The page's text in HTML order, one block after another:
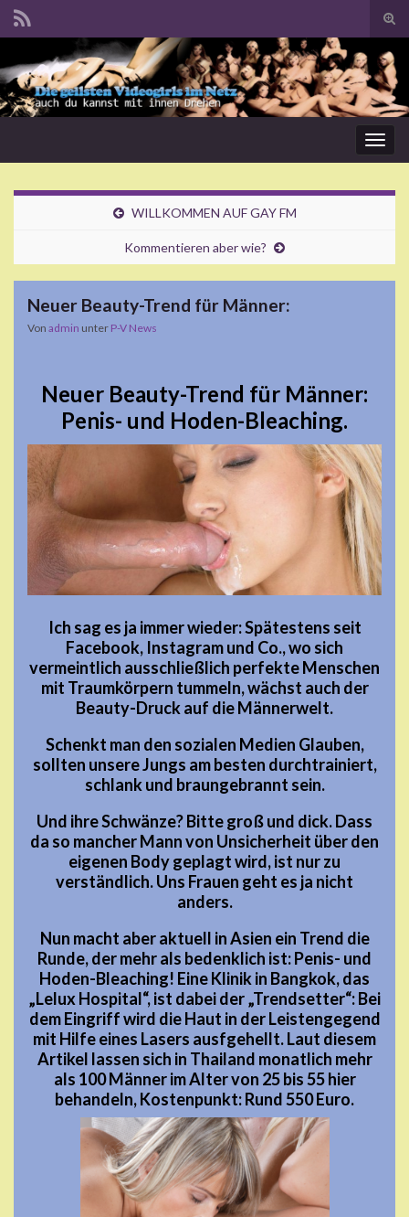
Search for:
WILLKOMMEN AUF GAY FM
Kommentieren aber wie?
Neuer Beauty-Trend für Männer:
Von admin unter P-V News
Neuer Beauty-Trend für Männer:
Penis- und Hoden-Bleaching.
Ich sag es ja immer wieder: Spätestens seit
Facebook, Instagram und Co., wo sich
vermeintlich ausschließlich perfekte Menschen
mit Traumkörpern tummeln, wächst auch der
Beauty-Druck auf die Männerwelt.
Schenkt man den sozialen Medien Glauben,
sollten unsere Jungs am besten durchtrainiert,
schlank und braungebrannt sein.
Und ihre Schwänze? Bitte groß und dick. Dass
da so mancher Mann von Unsicherheit über den
eigenen Body geplagt wird, ist nur zu
verständlich. Uns Frauen geht es ja nicht
anders.
Nun macht aber aktuell in Asien ein Trend die
Runde, der mehr als bedenklich ist: Penis- und
Hoden-Bleaching! Eine Klinik in Bangkok, das
„Lelux Hospital“, ist dabei der „Trendsetter“: Bei
dem Eingriff wird die Haut in der Leistengegend
mit Hilfe eines Lasers ausfgehellt. Laut diesem
Artikel lassen sich in Thailand monatlich mehr
als 100 Männer im Alter von 25 bis 55 hier
behandeln, Kostenpunkt: Rund 550 Euro.